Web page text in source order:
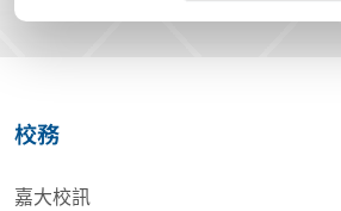
校務
嘉大校訊